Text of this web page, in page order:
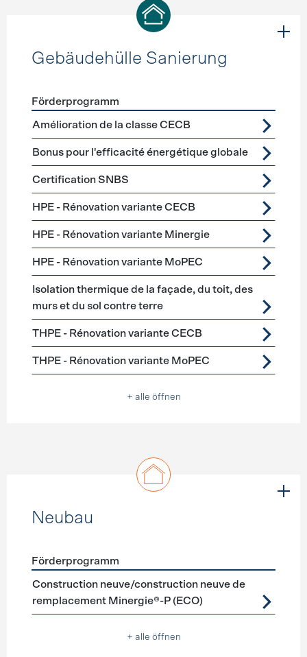
Gebäudehülle Sanierung
Förderprogramme Gebäudehülle Sanierung
Förderprogramm
Amélioration de la classe CECB
Bonus pour l'efficacité énergétique globale
Certification SNBS
HPE - Rénovation variante CECB
HPE - Rénovation variante Minergie
HPE - Rénovation variante MoPEC
Isolation thermique de la façade, du toit, des
murs et du sol contre terre
THPE - Rénovation variante CECB
THPE - Rénovation variante MoPEC
+ alle öffnen
Neubau
Förderprogramme Neubau
Förderprogramm
Construction neuve/construction neuve de
remplacement Minergie®-P (ECO)
+ alle öffnen